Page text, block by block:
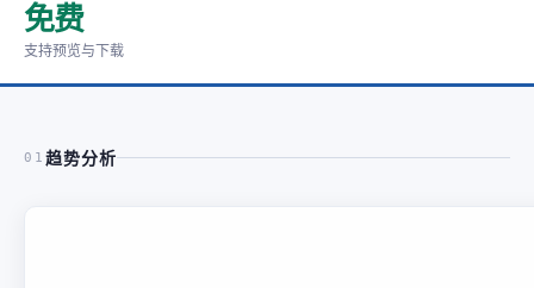
免费
支持预览与下载
01 趋势分析